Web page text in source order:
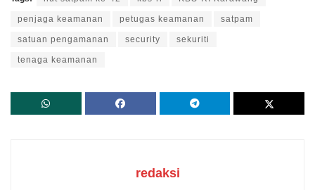
penjaga keamanan petugas keamanan satpam
satuan pengamanan security sekuriti
tenaga keamanan
redaksi